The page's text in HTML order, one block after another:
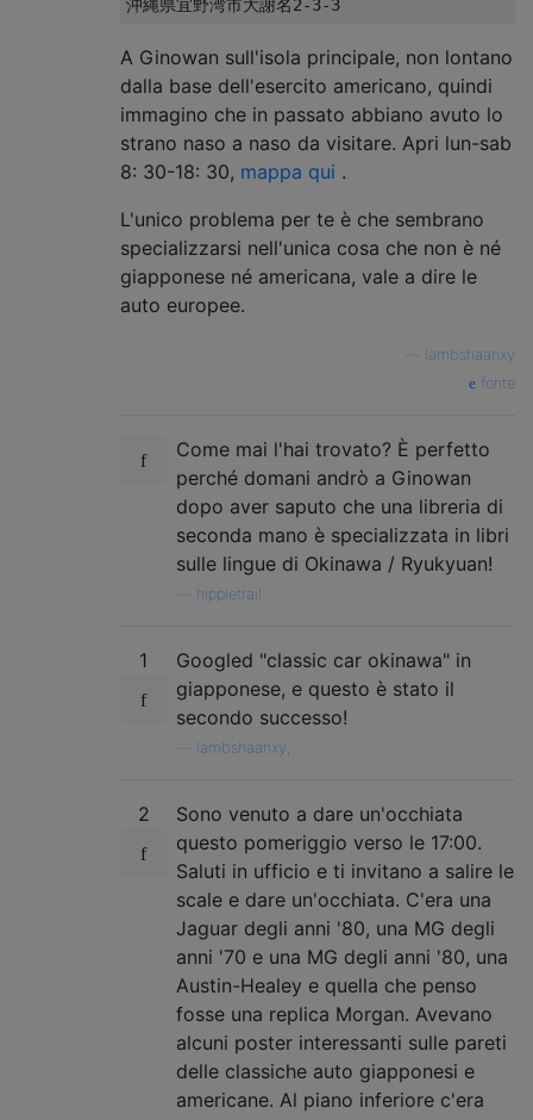
A Ginowan sull'isola principale, non lontano
dalla base dell'esercito americano, quindi
immagino che in passato abbiano avuto lo
strano naso a naso da visitare. Apri lun-sab
8: 30-18: 30, mappa qui .
L'unico problema per te è che sembrano
specializzarsi nell'unica cosa che non è né
giapponese né americana, vale a dire le
auto europee.
lambshaanxy
fonte
Come mai l'hai trovato? È perfetto
perché domani andrò a Ginowan
dopo aver saputo che una libreria di
seconda mano è specializzata in libri
sulle lingue di Okinawa / Ryukyuan!
hippietrail
1
Googled "classic car okinawa" in
giapponese, e questo è stato il
secondo successo!
lambshaanxy,
2
Sono venuto a dare un'occhiata
questo pomeriggio verso le 17:00.
Saluti in ufficio e ti invitano a salire le
scale e dare un'occhiata. C'era una
Jaguar degli anni '80, una MG degli
anni '70 e una MG degli anni '80, una
Austin-Healey e quella che penso
fosse una replica Morgan. Avevano
alcuni poster interessanti sulle pareti
delle classiche auto giapponesi e
americane. Al piano inferiore c'era